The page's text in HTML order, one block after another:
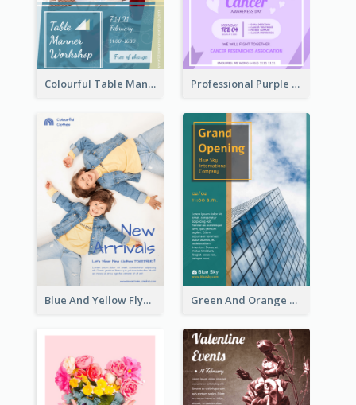
Colourful Table Manner Course Flyer With Details Professional Purple Ribbon And Globe Flyer Design Idea
Blue And Yellow Flyer For Children Clothes Green And Orange Flyer Of Opening Ceremony